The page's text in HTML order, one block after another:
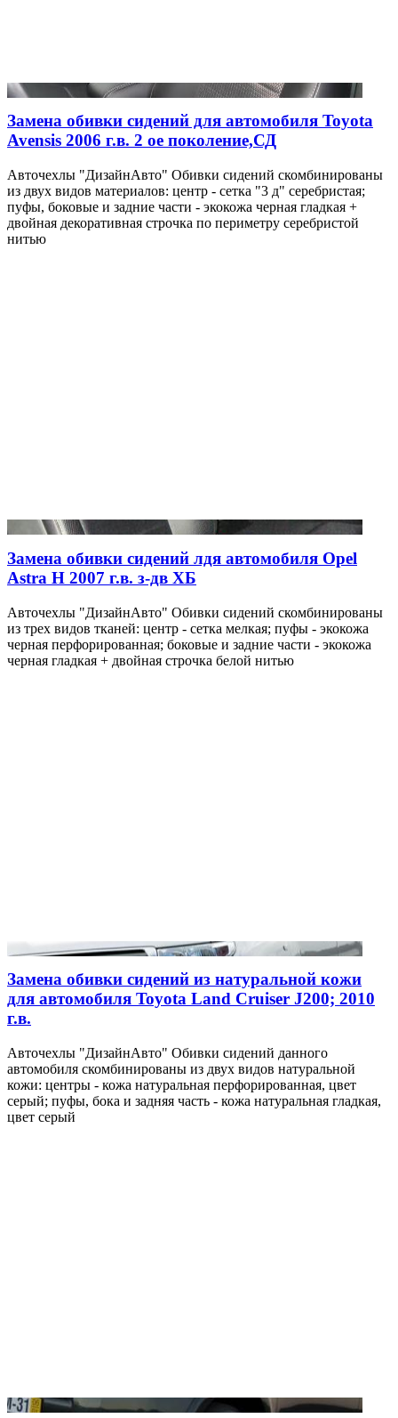
Замена обивки сидений для автомобиля Toyota
Avensis 2006 г.в. 2 ое поколение,СД
Авточехлы "ДизайнАвто" Обивки сидений скомбинированы
из двух видов материалов: центр - сетка "3 д" серебристая;
пуфы, боковые и задние части - экокожа черная гладкая +
двойная декоративная строчка по периметру серебристой
нитью
Замена обивки сидений лдя автомобиля Opel
Astra H 2007 г.в. з-дв ХБ
Авточехлы "ДизайнАвто" Обивки сидений скомбинированы
из трех видов тканей: центр - сетка мелкая; пуфы - экокожа
черная перфорированная; боковые и задние части - экокожа
черная гладкая + двойная строчка белой нитью
Замена обивки сидений из натуральной кожи
для автомобиля Toyota Land Cruiser J200; 2010
г.в.
Авточехлы "ДизайнАвто" Обивки сидений данного
автомобиля скомбинированы из двух видов натуральной
кожи: центры - кожа натуральная перфорированная, цвет
серый; пуфы, бока и задняя часть - кожа натуральная гладкая,
цвет серый